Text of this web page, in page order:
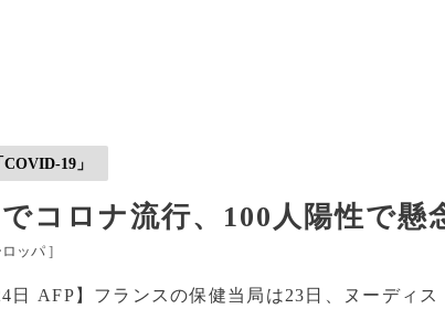
19」
コロナ流行、100人陽性で懸
ロッパ ]
日 AFP】フランスの保健当局は23日、ヌーディス